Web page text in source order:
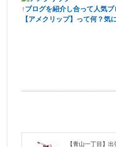
↑ブログを紹介し合って人気
【アメクリップ】って何？気
【青山一丁目】